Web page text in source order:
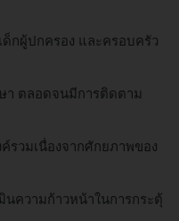
กผู้ปกครอง และครอบครัว
า ตลอดจนมีการติดตาม
รวมเนื่องจากศักยภาพของ
นความก้าวหน้าในการกระตุ้